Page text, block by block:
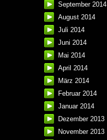
September 2014
August 2014
Juli 2014
Juni 2014
Mai 2014
April 2014
März 2014
Februar 2014
Januar 2014
Dezember 2013
November 2013